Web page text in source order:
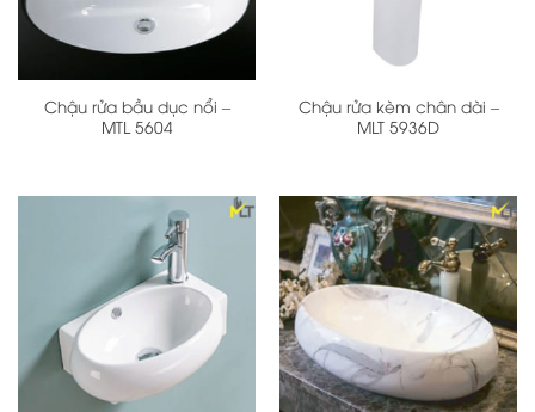
Chậu rửa bầu dục nổi –
MTL 5604
Chậu rửa kèm chân dài –
MLT 5936D